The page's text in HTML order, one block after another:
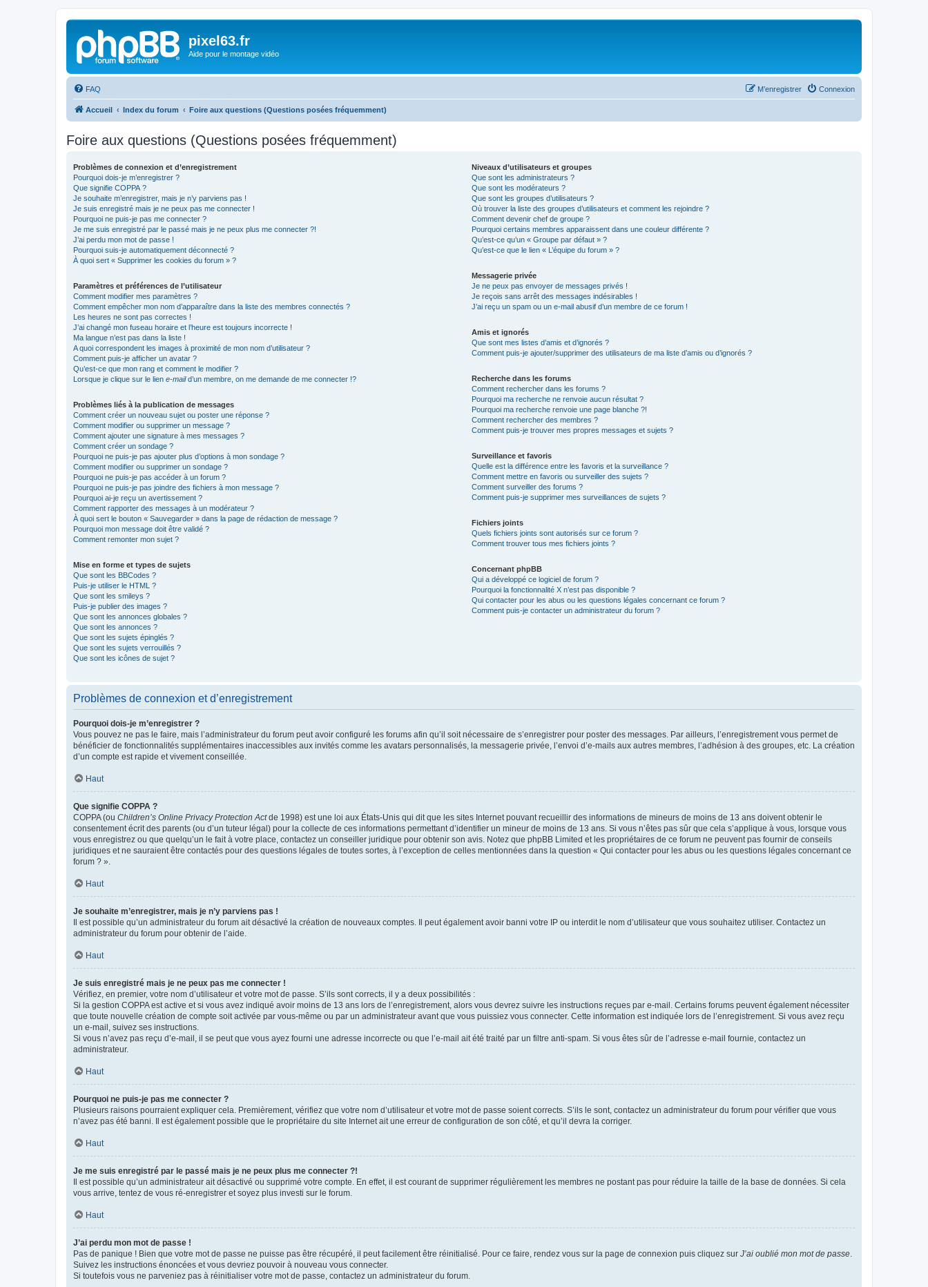
pixel63.fr
Aide pour le montage vidéo
FAQ Connexion
M’enregistrer
Accueil Index du forum Foire aux questions (Questions posées fréquemment)
Foire aux questions (Questions posées fréquemment)
Problèmes de connexion et d’enregistrement
Pourquoi dois-je m’enregistrer ?
Que signifie COPPA ?
Je souhaite m’enregistrer, mais je n’y parviens pas !
Je suis enregistré mais je ne peux pas me connecter !
Pourquoi ne puis-je pas me connecter ?
Je me suis enregistré par le passé mais je ne peux plus me connecter ?!
J’ai perdu mon mot de passe !
Pourquoi suis-je automatiquement déconnecté ?
À quoi sert « Supprimer les cookies du forum » ?
Paramètres et préférences de l’utilisateur
Comment modifier mes paramètres ?
Comment empêcher mon nom d’apparaître dans la liste des membres connectés ?
Les heures ne sont pas correctes !
J’ai changé mon fuseau horaire et l’heure est toujours incorrecte !
Ma langue n’est pas dans la liste !
A quoi correspondent les images à proximité de mon nom d’utilisateur ?
Comment puis-je afficher un avatar ?
Qu’est-ce que mon rang et comment le modifier ?
Lorsque je clique sur le lien e-maild’un membre, on me demande de me connecter !?
Problèmes liés à la publication de messages
Comment créer un nouveau sujet ou poster une réponse ?
Comment modifier ou supprimer un message ?
Comment ajouter une signature à mes messages ?
Comment créer un sondage ?
Pourquoi ne puis-je pas ajouter plus d’options à mon sondage ?
Comment modifier ou supprimer un sondage ?
Pourquoi ne puis-je pas accéder à un forum ?
Pourquoi ne puis-je pas joindre des fichiers à mon message ?
Pourquoi ai-je reçu un avertissement ?
Comment rapporter des messages à un modérateur ?
À quoi sert le bouton « Sauvegarder » dans la page de rédaction de message ?
Pourquoi mon message doit être validé ?
Comment remonter mon sujet ?
Mise en forme et types de sujets
Que sont les BBCodes ?
Puis-je utiliser le HTML ?
Que sont les smileys ?
Puis-je publier des images ?
Que sont les annonces globales ?
Que sont les annonces ?
Que sont les sujets épinglés ?
Que sont les sujets verrouillés ?
Que sont les icônes de sujet ?
Niveaux d’utilisateurs et groupes
Que sont les administrateurs ?
Que sont les modérateurs ?
Que sont les groupes d’utilisateurs ?
Où trouver la liste des groupes d’utilisateurs et comment les rejoindre ?
Comment devenir chef de groupe ?
Pourquoi certains membres apparaissent dans une couleur différente ?
Qu’est-ce qu’un « Groupe par défaut » ?
Qu’est-ce que le lien « L’équipe du forum » ?
Messagerie privée
Je ne peux pas envoyer de messages privés !
Je reçois sans arrêt des messages indésirables !
J’ai reçu un spam ou un e-mail abusif d’un membre de ce forum !
Amis et ignorés
Que sont mes listes d’amis et d’ignorés ?
Comment puis-je ajouter/supprimer des utilisateurs de ma liste d’amis ou d’ignorés ?
Recherche dans les forums
Comment rechercher dans les forums ?
Pourquoi ma recherche ne renvoie aucun résultat ?
Pourquoi ma recherche renvoie une page blanche ?!
Comment rechercher des membres ?
Comment puis-je trouver mes propres messages et sujets ?
Surveillance et favoris
Quelle est la différence entre les favoris et la surveillance ?
Comment mettre en favoris ou surveiller des sujets ?
Comment surveiller des forums ?
Comment puis-je supprimer mes surveillances de sujets ?
Fichiers joints
Quels fichiers joints sont autorisés sur ce forum ?
Comment trouver tous mes fichiers joints ?
Concernant phpBB
Qui a développé ce logiciel de forum ?
Pourquoi la fonctionnalité X n’est pas disponible ?
Qui contacter pour les abus ou les questions légales concernant ce forum ?
Comment puis-je contacter un administrateur du forum ?
Problèmes de connexion et d’enregistrement
Pourquoi dois-je m’enregistrer ?
Vous pouvez ne pas le faire, mais l’administrateur du forum peut avoir configuré les forums afin qu’il soit nécessaire de s’enregistrer pour poster des messages. Par ailleurs, l’enregistrement vous permet de
bénéficier de fonctionnalités supplémentaires inaccessibles aux invités comme les avatars personnalisés, la messagerie privée, l’envoi d’e-mails aux autres membres, l’adhésion à des groupes, etc. La création
d’un compte est rapide et vivement conseillée.
Haut
Que signifie COPPA ?
COPPA (ou Children’s Online Privacy Protection Actde 1998) est une loi aux États-Unis qui dit que les sites Internet pouvant recueillir des informations de mineurs de moins de 13 ans doivent obtenir le
consentement écrit des parents (ou d’un tuteur légal) pour la collecte de ces informations permettant d’identifier un mineur de moins de 13 ans. Si vous n’êtes pas sûr que cela s’applique à vous, lorsque vous
vous enregistrez ou que quelqu’un le fait à votre place, contactez un conseiller juridique pour obtenir son avis. Notez que phpBB Limited et les propriétaires de ce forum ne peuvent pas fournir de conseils
juridiques et ne sauraient être contactés pour des questions légales de toutes sortes, à l’exception de celles mentionnées dans la question « Qui contacter pour les abus ou les questions légales concernant ce
forum ? ».
Haut
Je souhaite m’enregistrer, mais je n’y parviens pas !
Il est possible qu’un administrateur du forum ait désactivé la création de nouveaux comptes. Il peut également avoir banni votre IP ou interdit le nom d’utilisateur que vous souhaitez utiliser. Contactez un
administrateur du forum pour obtenir de l’aide.
Haut
Je suis enregistré mais je ne peux pas me connecter !
Vérifiez, en premier, votre nom d’utilisateur et votre mot de passe. S’ils sont corrects, il y a deux possibilités :
Si la gestion COPPA est active et si vous avez indiqué avoir moins de 13 ans lors de l’enregistrement, alors vous devrez suivre les instructions reçues par e-mail. Certains forums peuvent également nécessiter
que toute nouvelle création de compte soit activée par vous-même ou par un administrateur avant que vous puissiez vous connecter. Cette information est indiquée lors de l’enregistrement. Si vous avez reçu
un e-mail, suivez ses instructions.
Si vous n’avez pas reçu d’e-mail, il se peut que vous ayez fourni une adresse incorrecte ou que l’e-mail ait été traité par un filtre anti-spam. Si vous êtes sûr de l’adresse e-mail fournie, contactez un
administrateur.
Haut
Pourquoi ne puis-je pas me connecter ?
Plusieurs raisons pourraient expliquer cela. Premièrement, vérifiez que votre nom d’utilisateur et votre mot de passe soient corrects. S’ils le sont, contactez un administrateur du forum pour vérifier que vous
n’avez pas été banni. Il est également possible que le propriétaire du site Internet ait une erreur de configuration de son côté, et qu’il devra la corriger.
Haut
Je me suis enregistré par le passé mais je ne peux plus me connecter ?!
Il est possible qu’un administrateur ait désactivé ou supprimé votre compte. En effet, il est courant de supprimer régulièrement les membres ne postant pas pour réduire la taille de la base de données. Si cela
vous arrive, tentez de vous ré-enregistrer et soyez plus investi sur le forum.
Haut
J’ai perdu mon mot de passe !
Pas de panique ! Bien que votre mot de passe ne puisse pas être récupéré, il peut facilement être réinitialisé. Pour ce faire, rendez vous sur la page de connexion puis cliquez sur J’ai oublié mon mot de passe
Suivez les instructions énoncées et vous devriez pouvoir à nouveau vous connecter.
Si toutefois vous ne parveniez pas à réinitialiser votre mot de passe, contactez un administrateur du forum.